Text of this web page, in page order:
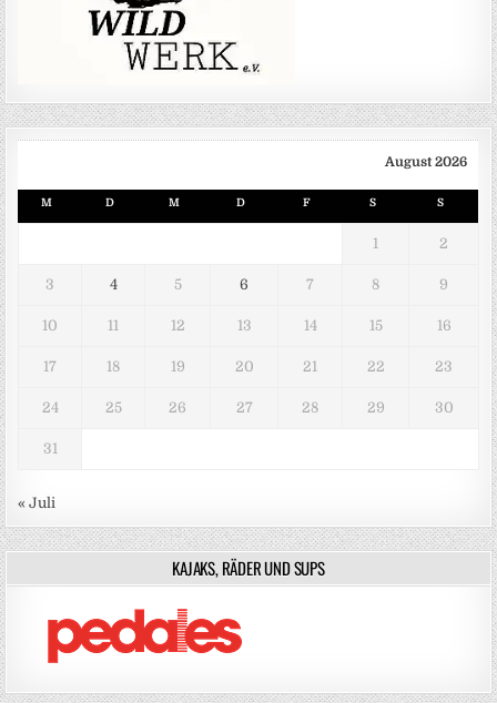
August 2026
M D M D F S S
1 2
3 4 5 6 7 8 9
10 11 12 13 14 15 16
17 18 19 20 21 22 23
24 25 26 27 28 29 30
31
« Juli
KAJAKS, RÄDER UND SUPS